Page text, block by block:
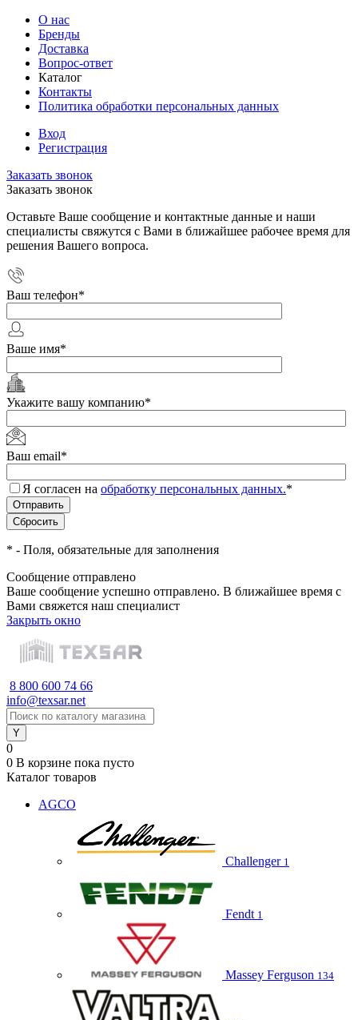
О нас
Бренды
Доставка
Вопрос-ответ
Каталог
Контакты
Политика обработки персональных данных
Вход
Регистрация
Заказать звонок
Заказать звонок
Оставьте Ваше сообщение и контактные данные и наши
специалисты свяжутся с Вами в ближайшее рабочее время для
решения Вашего вопроса.
Ваш телефон*
Ваше имя*
Укажите вашу компанию*
Ваш email*
Я согласен на обработку персональных данных.*
* - Поля, обязательные для заполнения
Сообщение отправлено
Ваше сообщение успешно отправлено. В ближайшее время с
Вами свяжется наш специалист
Закрыть окно
8 800 600 74 66
info@texsar.net
0
0 В корзине пока пусто
Каталог товаров
AGCO
Challenger 1
Fendt 1
Massey Ferguson 134